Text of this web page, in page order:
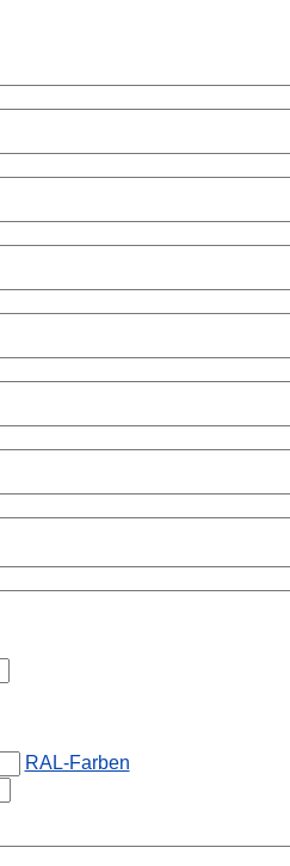
RAL-Farben